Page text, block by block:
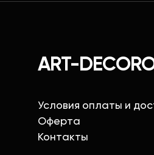
ART-
Условия оплаты и
Оферта
Контакты